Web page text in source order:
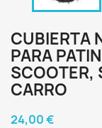
CUBIERTA
PARA
SCOOTER,
CARRO
24,00 €